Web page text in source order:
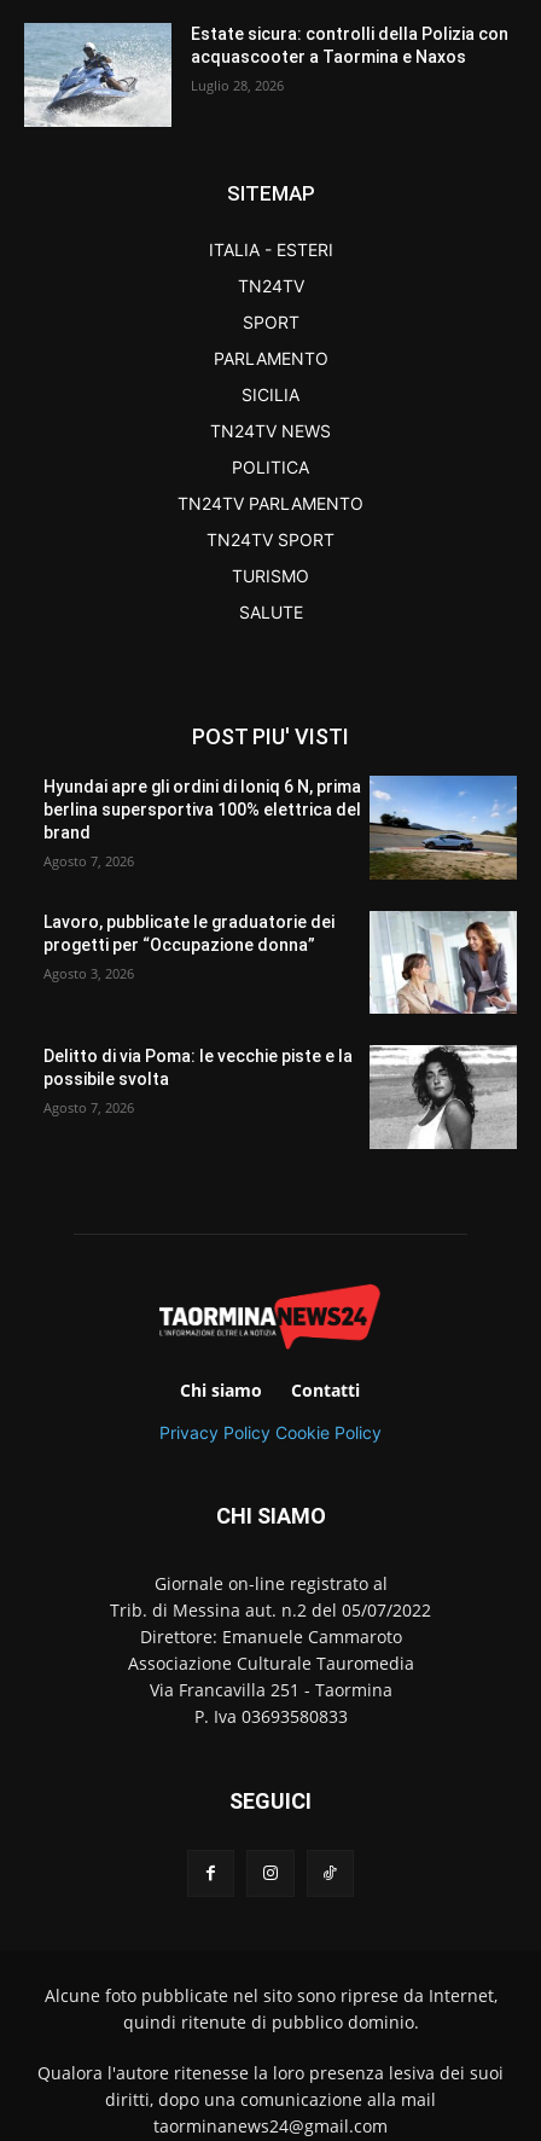
Estate sicura: controlli della Polizia con
acquascooter a Taormina e Naxos
Luglio 28, 2026
SITEMAP
ITALIA - ESTERI
TN24TV
SPORT
PARLAMENTO
SICILIA
TN24TV NEWS
POLITICA
TN24TV PARLAMENTO
TN24TV SPORT
TURISMO
SALUTE
POST PIU' VISTI
Hyundai apre gli ordini di Ioniq 6 N, prima
berlina supersportiva 100% elettrica del
brand
Agosto 7, 2026
Lavoro, pubblicate le graduatorie dei
progetti per “Occupazione donna”
Agosto 3, 2026
Delitto di via Poma: le vecchie piste e la
possibile svolta
Agosto 7, 2026
Chi siamo Contatti
Privacy Policy Cookie Policy
CHI SIAMO
Giornale on-line registrato al
Trib. di Messina aut. n.2 del 05/07/2022
Direttore: Emanuele Cammaroto
Associazione Culturale Tauromedia
Via Francavilla 251 - Taormina
P. Iva 03693580833
SEGUICI
Alcune foto pubblicate nel sito sono riprese da Internet,
quindi ritenute di pubblico dominio.
Qualora l'autore ritenesse la loro presenza lesiva dei suoi
diritti, dopo una comunicazione alla mail
taorminanews24@gmail.com